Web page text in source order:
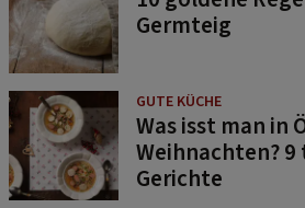
Germteig
GUTE KÜCHE
Was isst man in
Weihnachten?
Gerichte